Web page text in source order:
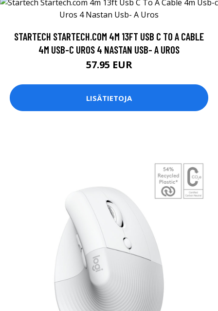
STARTECH STARTECH.COM 4M 13FT USB C TO A CABLE
4M USB-C UROS 4 NASTAN USB- A UROS
57.95 EUR
LISÄTIETOJA